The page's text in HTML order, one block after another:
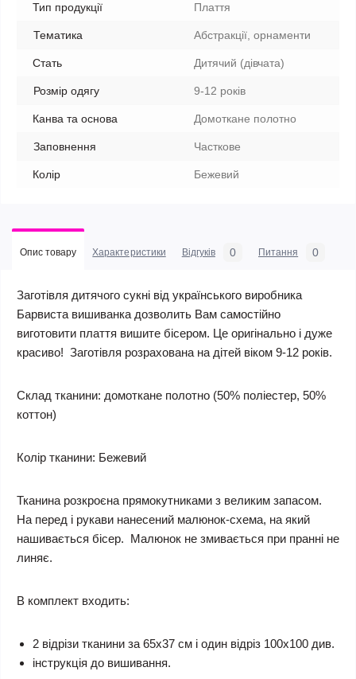
Тип продукції Плаття
Тематика Абстракції, орнаменти
Стать Дитячий (дівчата)
Розмір одягу 9-12 років
Канва та основа Домоткане полотно
Заповнення Часткове
Колір Бежевий
Опис товару Характеристики Відгуків 0 Питання 0
Заготівля дитячого сукні від українського виробника
Барвиста вишиванка дозволить Вам самостійно
виготовити плаття вишите бісером. Це оригінально і дуже
красиво! Заготівля розрахована на дітей віком 9-12 років.
Склад тканини: домоткане полотно (50% поліестер, 50%
коттон)
Колір тканини: Бежевий
Тканина розкроєна прямокутниками з великим запасом.
На перед і рукави нанесений малюнок-схема, на який
нашивається бісер. Малюнок не змивається при пранні не
линяє.
В комплект входить:
2 відрізи тканини за 65х37 см і один відріз 100х100 див.
інструкція до вишивання.